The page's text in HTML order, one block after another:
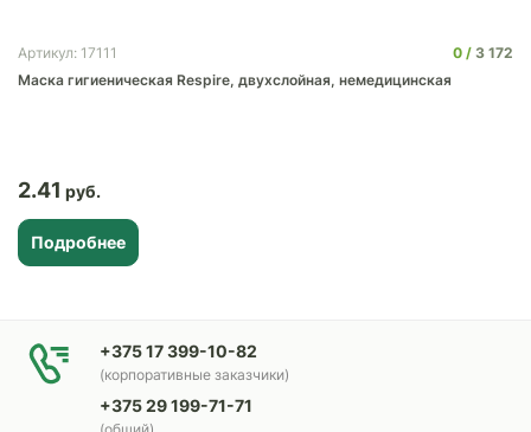
Артикул: 17111 0
3 172
Маска гигиеническая Respire, двухслойная, немедицинская
2.41
Подробнее
+375 17 399-10-82
(корпоративные заказчики)
+375 29 199-71-71